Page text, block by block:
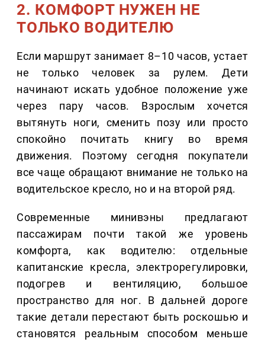
2. КОМФОРТ НУЖЕН НЕ
ТОЛЬКО ВОДИТЕЛЮ
Если маршрут занимает 8–10 часов, устает
не только человек за рулем. Дети
начинают искать удобное положение уже
через пару часов. Взрослым хочется
вытянуть ноги, сменить позу или просто
спокойно почитать книгу во время
движения. Поэтому сегодня покупатели
все чаще обращают внимание не только на
водительское кресло, но и на второй ряд.
Современные минивэны предлагают
пассажирам почти такой же уровень
комфорта, как водителю: отдельные
капитанские кресла, электрорегулировки,
подогрев и вентиляцию, большое
пространство для ног. В дальней дороге
такие детали перестают быть роскошью и
становятся реальным способом меньше